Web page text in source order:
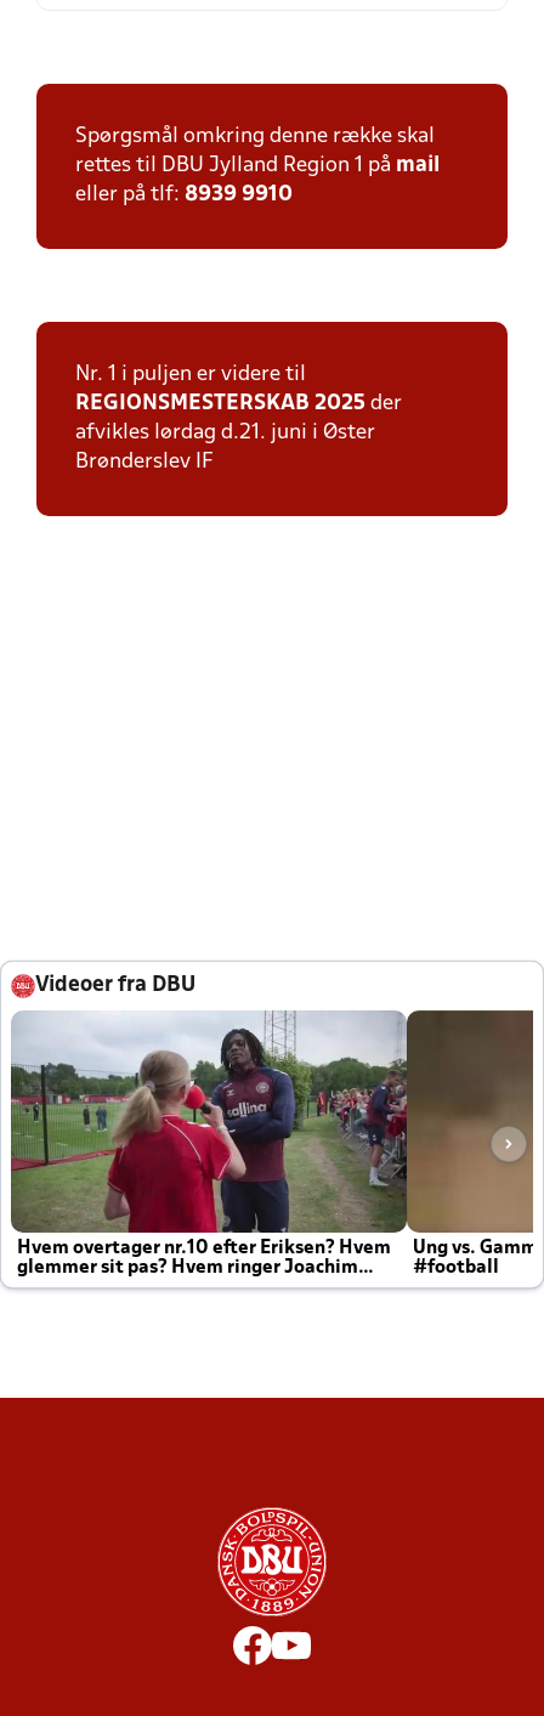
Spørgsmål omkring denne række skal
rettes til DBU Jylland Region 1 på mail
eller på tlf: 8939 9910
Nr. 1 i puljen er videre til
REGIONSMESTERSKAB 2025 der
afvikles lørdag d.21. juni i Øster
Brønderslev IF
Videoer fra DBU
Hvem overtager nr.10 efter Eriksen? Hvem
glemmer sit pas? Hvem ringer Joachim
altid til efter kampe?
Ung vs.
#football